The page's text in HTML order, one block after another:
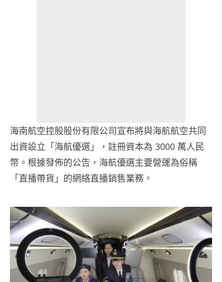
海南航空控股股份有限公司宣布將與海航航空共同
出資設立「海航優選」，註冊資本為 3000 萬人民
幣。根據發佈的公告，海航優選主要營運為俗稱
「直播帶貨」的網絡直播銷售業務。